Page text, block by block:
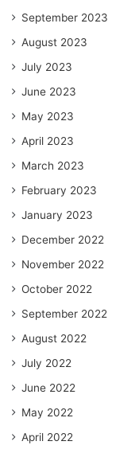
September 2023
August 2023
July 2023
June 2023
May 2023
April 2023
March 2023
February 2023
January 2023
December 2022
November 2022
October 2022
September 2022
August 2022
July 2022
June 2022
May 2022
April 2022